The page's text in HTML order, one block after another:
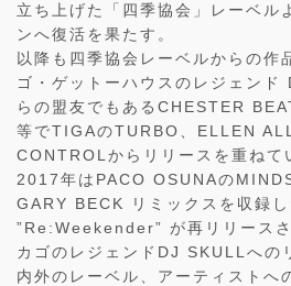
立ち上げた「四季協会」レーベル
ンへ復活を果たす。
以降も四季協会レーベルからの作
ゴ・ゲットーハウスのレジェン
らの盟友でもあるCHESTER
等でTIGAのTURBO、ELLEN
CONTROLからリリースを重ねて
2017年はPACO OSUNAの
GARY BECK リミックスを収録
”Re:Weekender” が再リリース
カゴのレジェンドDJ SKULLへの
内外のレーベル、アーティストへ